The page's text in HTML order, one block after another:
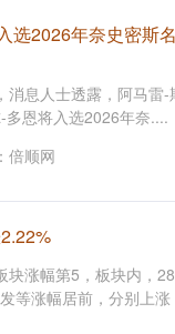
选2026年奈史密斯名
消息人士透露，阿马雷-
恩将入选2026年奈....
倍顺网
块涨幅第5，板块内，28
等涨幅居前，分别上涨